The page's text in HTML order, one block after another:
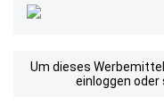
Um dieses
einloggen oder